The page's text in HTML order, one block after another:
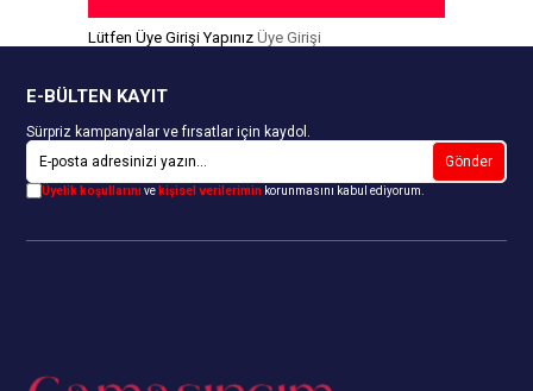
Lütfen Üye Girişi Yapınız Üye Girişi
E-BÜLTEN KAYIT
Sürpriz kampanyalar ve fırsatlar için kaydol.
Gönder
Üyelik koşullarınıve kişisel verilerimin korunmasını kabul ediyorum.